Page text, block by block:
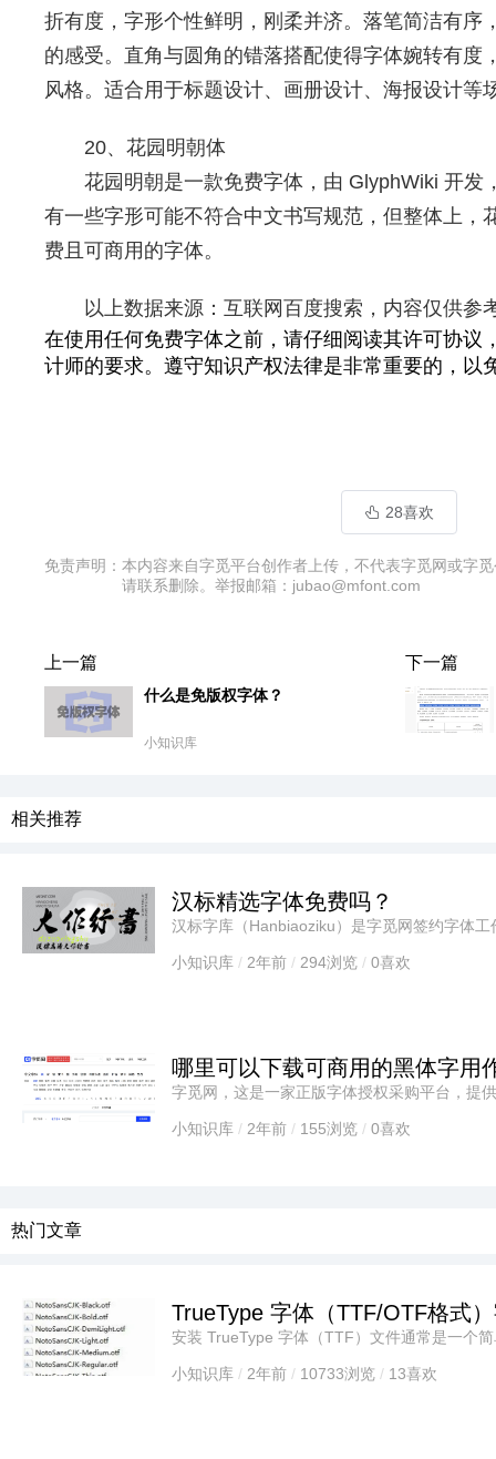
折有度，字形个性鲜明，刚柔并济。落笔简洁有序
的感受。直角与圆角的错落搭配使得字体婉转有度
风格。适合用于标题设计、画册设计、海报设计等
20、花园明朝体
花园明朝是一款免费字体，由 GlyphWiki 开发
有一些字形可能不符合中文书写规范，但整体上，
费且可商用的字体。
以上数据来源：互联网百度搜索，内容仅供参
在使用任何免费字体之前，请仔细阅读其许可协议
计师的要求。遵守知识产权法律是非常重要的，以
28喜欢
免责声明： 本内容来自字觅平台创作者上传，不代表字觅网或字
请联系删除。举报邮箱：jubao@mfont.com
上一篇
什么是免版权字体？
小知识库
下一篇
相关推荐
汉标精选字体免费吗？
汉标字库（Hanbiaoziku）是字觅网签约字体
小知识库 / 2年前 / 294浏览 / 0喜欢
哪里可以下载可商用的黑体字用
字觅网，这是一家正版字体授权采购平台，提
保它符合您的商用需求和品味。
小知识库 / 2年前 / 155浏览 / 0喜欢
热门文章
TrueType 字体（TTF/OTF格式
安装 TrueType 字体（TTF）文件通常是一个
小知识库 / 2年前 / 10733浏览 / 13喜欢